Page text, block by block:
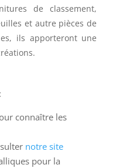
de classement,
et autre pièces de
ils apporteront une
connaître les
notre site
pour la